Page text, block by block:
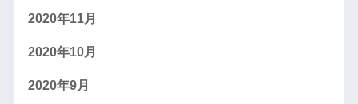
2020年11月
2020年10月
2020年9月